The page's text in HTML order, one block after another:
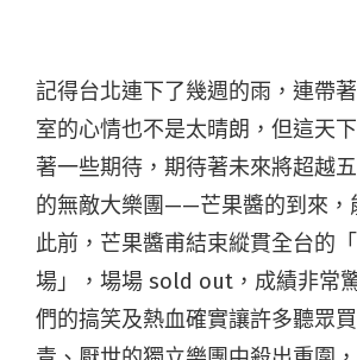
記得台北連下了幾週的雨，連帶
室的心情也不是太晴朗，但這天
著一些期待，期待著未來將超越
的無敵大樂團——芒果醬的到來，
此前，芒果醬甫結束縱貫全台的
場」，場場 sold out，成績非常
們的搞笑及熱血確實讓許多聽眾